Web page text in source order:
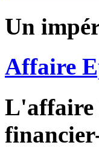
Un
Affaire
L'affaire